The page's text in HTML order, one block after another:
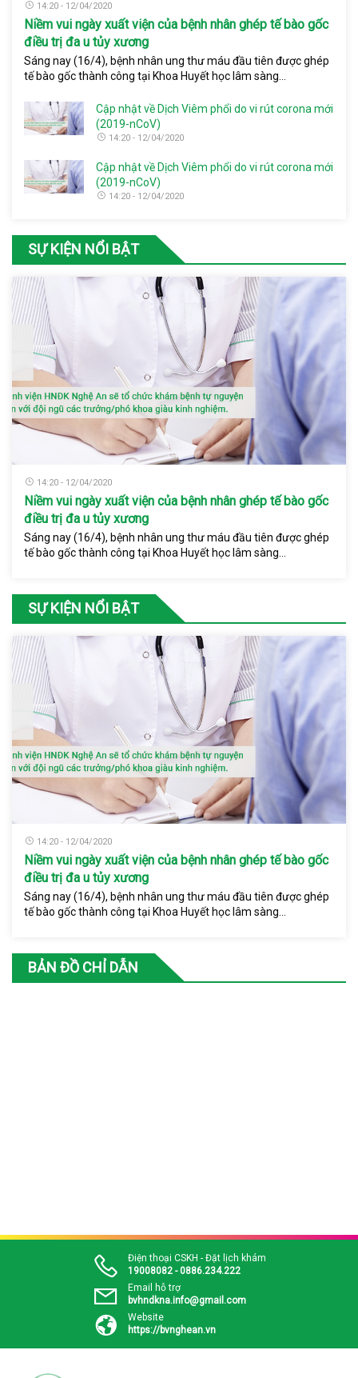
14:20 - 12/04/2020
Niềm vui ngày xuất viện của bệnh nhân ghép tế bào gốc
điều trị đa u tủy xương
Sáng nay (16/4), bệnh nhân ung thư máu đầu tiên được ghép
tế bào gốc thành công tại Khoa Huyết học lâm sàng...
Cập nhật về Dịch Viêm phổi do vi rút corona mới
(2019-nCoV)
14:20 - 12/04/2020
Cập nhật về Dịch Viêm phổi do vi rút corona mới
(2019-nCoV)
14:20 - 12/04/2020
SỰ KIỆN NỔI BẬT
14:20 - 12/04/2020
Niềm vui ngày xuất viện của bệnh nhân ghép tế bào gốc
điều trị đa u tủy xương
Sáng nay (16/4), bệnh nhân ung thư máu đầu tiên được ghép
tế bào gốc thành công tại Khoa Huyết học lâm sàng...
SỰ KIỆN NỔI BẬT
14:20 - 12/04/2020
Niềm vui ngày xuất viện của bệnh nhân ghép tế bào gốc
điều trị đa u tủy xương
Sáng nay (16/4), bệnh nhân ung thư máu đầu tiên được ghép
tế bào gốc thành công tại Khoa Huyết học lâm sàng...
BẢN ĐỒ CHỈ DẪN
Điện thoại CSKH - Đặt lịch khám
19008082 - 0886.234.222
Email hỗ trợ
bvhndkna.info@gmail.com
Website
https://bvnghean.vn